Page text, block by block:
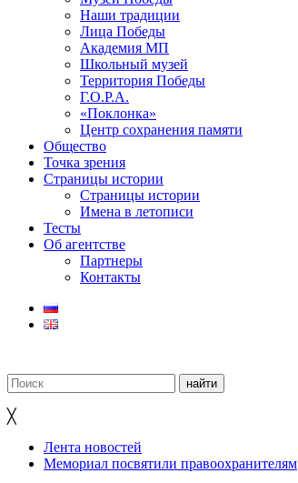
Наши традиции
Лица Победы
Академия МП
Школьный музей
Территория Победы
Г.О.Р.А.
«Поклонка»
Центр сохранения памяти
Общество
Точка зрения
Страницы истории
Страницы истории
Имена в летописи
Тесты
Об агентстве
Партнеры
Контакты
╳
Лента новостей
Мемориал посвятили правоохранителям